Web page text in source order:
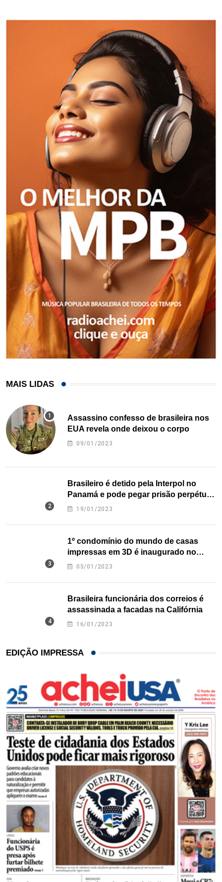
MAIS LIDAS
Assassino confesso de brasileira nos
EUA revela onde deixou o corpo
09/01/2023
Brasileiro é detido pela Interpol no
Panamá e pode pegar prisão perpétua
nos EUA
19/01/2023
1º condomínio do mundo de casas
impressas em 3D é inaugurado no
Texas
05/01/2023
Brasileira funcionária dos correios é
assassinada a facadas na Califórnia
16/01/2023
EDIÇÃO IMPRESSA